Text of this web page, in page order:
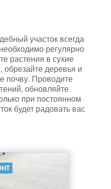
участок всегда
регулярно
растения в сухие
обрезайте деревья и
почву. Проводите
обновляйте
при постоянном
будет радовать вас